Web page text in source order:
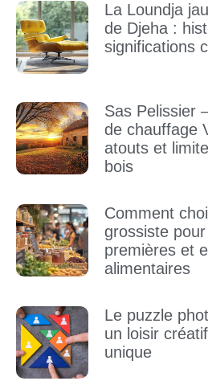
La Loundja
de Djeha :
significations
Sas Pelissier
de chauffage
atouts et
bois
Comment
grossiste
premières et
alimentaires
Le puzzle
un loisir
unique